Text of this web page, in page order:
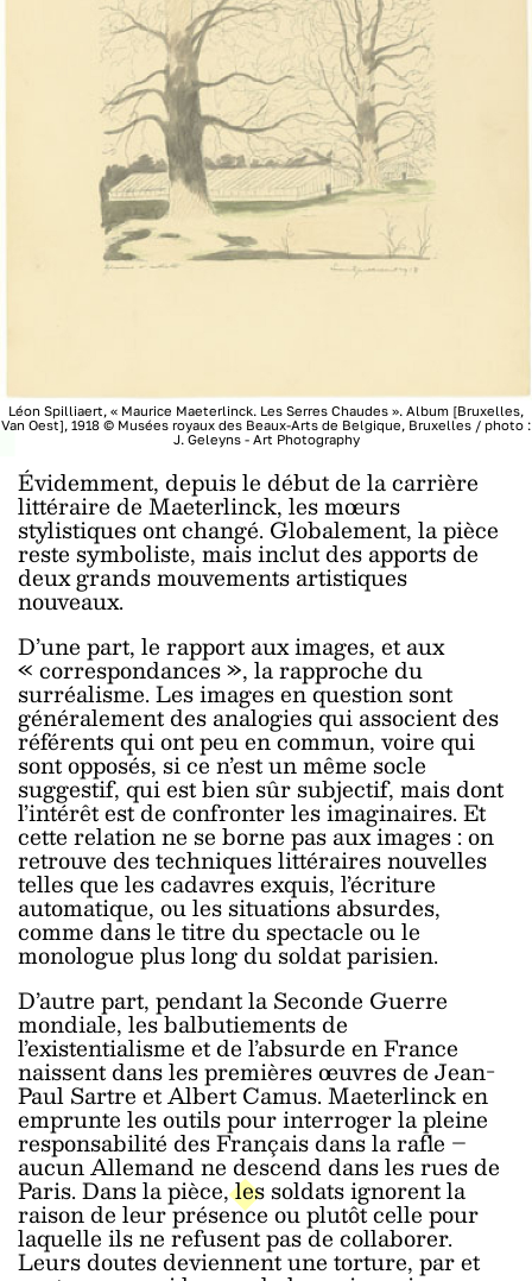
Léon Spilliaert, « Maurice Maeterlinck. Les Serres Chaudes ». Album [Bruxelles,
Van Oest], 1918 © Musées royaux des Beaux-Arts de Belgique, Bruxelles / photo :
J. Geleyns - Art Photography
Évidemment, depuis le début de la carrière
littéraire de Maeterlinck, les mœurs
stylistiques ont changé. Globalement, la pièce
reste symboliste, mais inclut des apports de
deux grands mouvements artistiques
nouveaux.
D’une part, le rapport aux images, et aux
« correspondances », la rapproche du
surréalisme. Les images en question sont
généralement des analogies qui associent des
référents qui ont peu en commun, voire qui
sont opposés, si ce n’est un même socle
suggestif, qui est bien sûr subjectif, mais dont
l’intérêt est de confronter les imaginaires. Et
cette relation ne se borne pas aux images : on
retrouve des techniques littéraires nouvelles
telles que les cadavres exquis, l’écriture
automatique, ou les situations absurdes,
comme dans le titre du spectacle ou le
monologue plus long du soldat parisien.
D’autre part, pendant la Seconde Guerre
mondiale, les balbutiements de
l’existentialisme et de l’absurde en France
naissent dans les premières œuvres de Jean-
Paul Sartre et Albert Camus. Maeterlinck en
emprunte les outils pour interroger la pleine
responsabilité des Français dans la rafle –
aucun Allemand ne descend dans les rues de
Paris. Dans la pièce, les soldats ignorent la
raison de leur présence ou plutôt celle pour
laquelle ils ne refusent pas de collaborer.
Leurs doutes deviennent une torture, par et